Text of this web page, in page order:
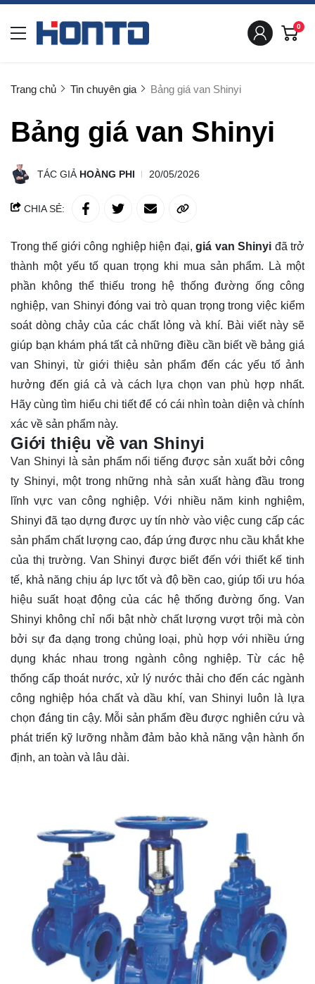
0
Trang chủ Tin chuyên gia Bảng giá van Shinyi
Bảng giá van Shinyi
TÁC GIẢ HOÀNG PHI 20/05/2026
CHIA SẺ:
Trong thế giới công nghiệp hiện đại,giá van Shinyi đã trở
thành một yếu tố quan trọng khi mua sản phẩm. Là một
phần không thể thiếu trong hệ thống đường ống công
nghiệp, van Shinyi đóng vai trò quan trọng trong việc kiểm
soát dòng chảy của các chất lỏng và khí. Bài viết này sẽ
giúp bạn khám phá tất cả những điều cần biết về bảng giá
van Shinyi, từ giới thiệu sản phẩm đến các yếu tố ảnh
hưởng đến giá cả và cách lựa chọn van phù hợp nhất.
Hãy cùng tìm hiểu chi tiếtđể có cái nhìn toàn diện và chính
xác về sản phẩm này.
Giới thiệu về van Shinyi
Van Shinyi là sản phẩm nổi tiếng được sản xuất bởi công
ty Shinyi, một trong những nhà sản xuất hàng đầu trong
lĩnh vực van công nghiệp. Với nhiều năm kinh nghiệm,
Shinyi đã tạo dựng được uy tín nhờ vào việc cung cấp các
sản phẩm chất lượng cao, đáp ứng được nhu cầu khắt khe
của thị trường. Van Shinyi được biết đến với thiết kế tinh
tế, khả năng chịu áp lực tốt và độ bền cao, giúp tối ưu hóa
hiệu suất hoạt động của các hệ thống đường ống. Van
Shinyi không chỉ nổi bật nhờ chất lượng vượt trội mà còn
bởi sự đa dạng trong chủng loại, phù hợp với nhiều ứng
dụng khác nhau trong ngành công nghiệp. Từ các hệ
thống cấp thoát nước, xử lý nước thải cho đến các ngành
công nghiệp hóa chất và dầu khí, van Shinyi luôn là lựa
chọn đáng tin cậy. Mỗi sản phẩm đều được nghiên cứu và
phát triển kỹ lưỡng nhằm đảm bảo khả năng vận hành ổn
định, an toàn và lâu dài.